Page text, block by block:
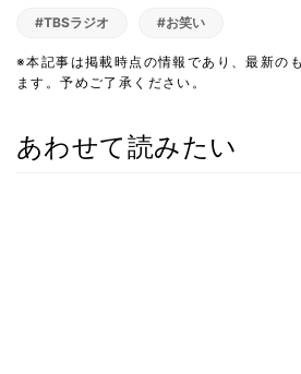
#TBSラジオ #お笑い
※本記事は掲載時点の情報であり、最新の
ます。予めご了承ください。
あわせて読みたい